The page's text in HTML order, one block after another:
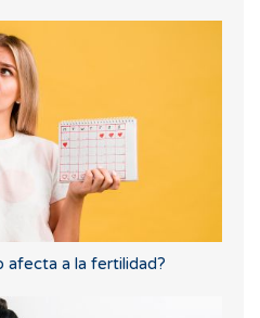
afecta a la fertilidad?